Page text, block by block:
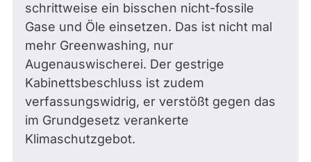
schrittweise ein bisschen nicht-fossile
Gase und Öle einsetzen. Das ist nicht mal
mehr Greenwashing, nur
Augenauswischerei. Der gestrige
Kabinettsbeschluss ist zudem
verfassungswidrig, er verstößt gegen das
im Grundgesetz verankerte
Klimaschutzgebot.